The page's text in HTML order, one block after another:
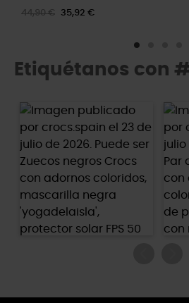
44,90 € 35,92 €
Etiquétanos con